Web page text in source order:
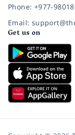
Phone: +977-
Email:
Get us on